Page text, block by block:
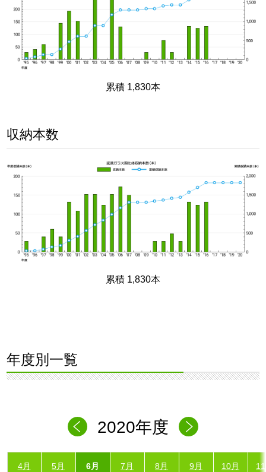
累積 1,830本
収納本数
累積 1,830本
年度別一覧
2020年度
4月 5月 6月 7月 8月 9月 10月